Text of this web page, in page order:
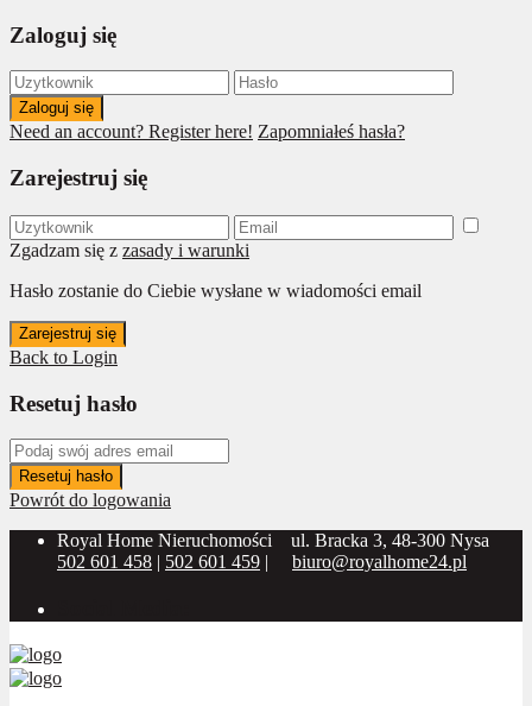
Zaloguj się
Zaloguj się
Need an account? Register here! Zapomniałeś hasła?
Zarejestruj się
Zgadzam się z zasady i warunki
Hasło zostanie do Ciebie wysłane w wiadomości email
Zarejestruj się
Back to Login
Resetuj hasło
Resetuj hasło
Powrót do logowania
Royal Home Nieruchomości
ul. Bracka 3, 48-300 Nysa
502 601 458 | 502 601 459 | biuro@royalhome24.pl